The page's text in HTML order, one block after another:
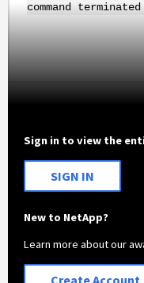
command
Sign in to view the
SIGN IN
New to NetApp?
Learn more about our
Create Account